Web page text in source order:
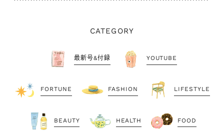
CATEGORY
最新号&付録 YOUTUBE
FORTUNE FASHION LIFESTYLE
BEAUTY HEALTH FOOD